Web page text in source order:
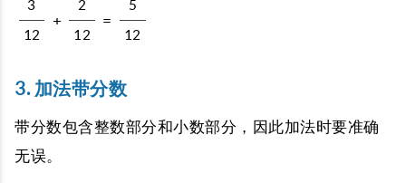
3
12
+
2
12
=
5
12
3. 加法带分数
带分数包含整数部分和小数部分，因此加法时要准确
无误。